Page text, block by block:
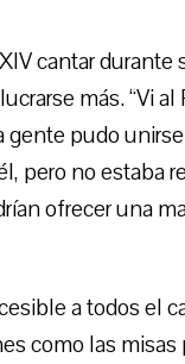
cantar durante
más. “Vi
gente pudo
pero no estaba
ofrecer una
a todos el
como las